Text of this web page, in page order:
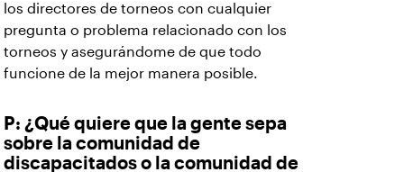
los directores de torneos con cualquier
pregunta o problema relacionado con los
torneos y asegurándome de que todo
funcione de la mejor manera posible.
P: ¿Qué quiere que la gente sepa
sobre la comunidad de
discapacitados o la comunidad de